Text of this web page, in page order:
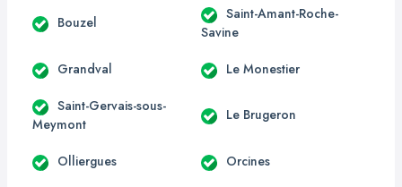
Bouzel
Saint-Amant-Roche-
Savine
Grandval Le Monestier
Saint-Gervais-sous-
Meymont
Le Brugeron
Olliergues Orcines